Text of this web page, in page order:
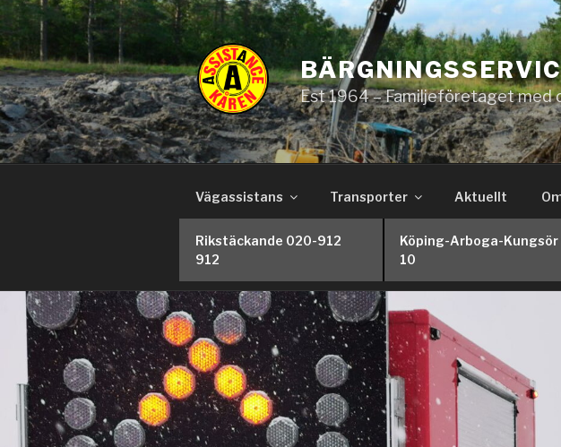
Hoppa
till
innehåll
Est 1964 – Familjeföretaget med
Vägassistans Transporter Aktuellt
Rikstäckande 020-912
912
Köping-Arboga-Kungsör
10